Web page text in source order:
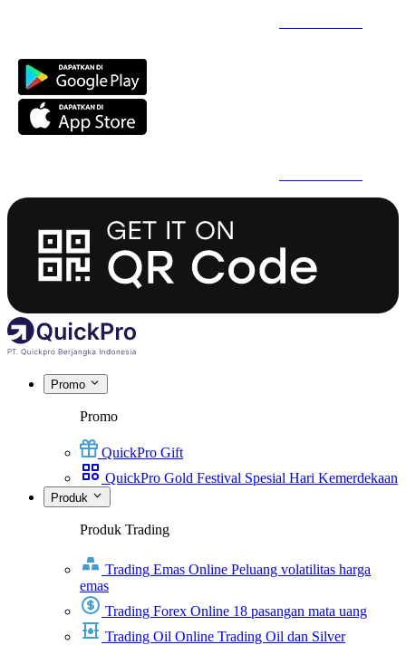
Promo
Promo
QuickPro Gift
QuickPro Gold Festival Spesial Hari Kemerdekaan
Produk
Produk Trading
Trading Emas Online Peluang volatilitas harga
emas
Trading Forex Online 18 pasangan mata uang
Trading Oil Online Trading Oil dan Silver